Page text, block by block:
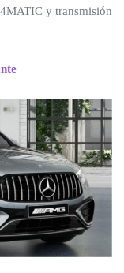
y transmisión